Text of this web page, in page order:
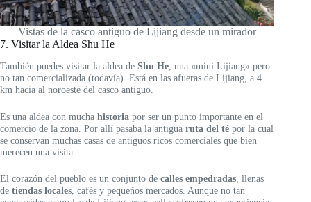
Vistas de la casco antiguo de Lijiang desde un mirador
7. Visitar la Aldea Shu He
También puedes visitar la aldea de Shu He, una «mini Lijiang» pero
no tan comercializada (todavía). Está en las afueras de Lijiang, a 4
km hacia al noroeste del casco antiguo.
Es una aldea con mucha historia por ser un punto importante en el
comercio de la zona. Por allí pasaba la antigua ruta del té por la cual
se conservan muchas casas de antiguos ricos comerciales que bien
merecen una visita.
El corazón del pueblo es un conjunto de calles empedradas, llenas
de tiendas locales, cafés y pequeños mercados. Aunque no tan